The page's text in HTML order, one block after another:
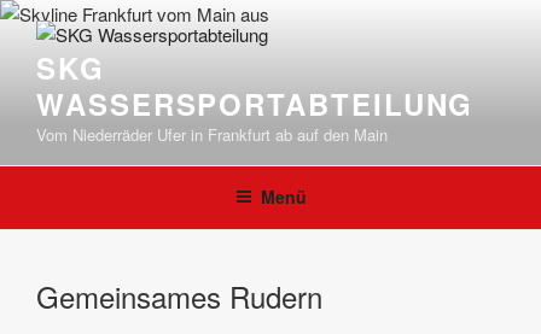
Zum
Inhalt
springenSKG
WASSERSPORTABTEILUNG
Vom Niederräder Ufer in Frankfurt ab auf den Main
Menü
Gemeinsames Rudern